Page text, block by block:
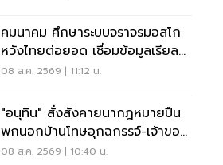
คมนาคม ศึกษาระบบจราจรมอสโก
หวังไทยต่อยอด เชื่อมข้อมูลเรียล
ไทม์ แก้รถติด
08 ส.ค. 2569 | 11:12 น.
"อนุทิน" สั่งสังคายนากฎหมายปืน
พกนอกบ้านโทษอุกฉกรรจ์-เจ้าของ
โดนหนัก
08 ส.ค. 2569 | 10:40 น.